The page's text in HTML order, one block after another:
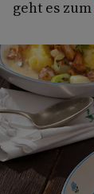
geht es zum